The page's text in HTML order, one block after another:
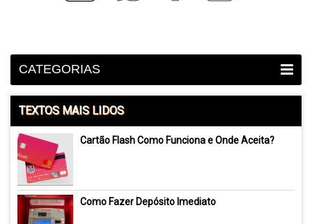
CATEGORIAS
TEXTOS MAIS LIDOS
Cartão Flash Como Funciona e Onde Aceita?
Como Fazer Depósito Imediato